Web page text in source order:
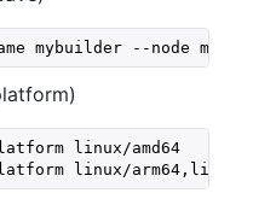
mybuilder --node
linux/amd64
linux/arm64,linux/